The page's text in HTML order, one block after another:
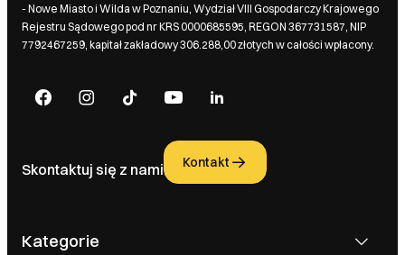
- Nowe Miasto i Wilda w Poznaniu, Wydział VIII Gospodarczy Krajowego
Rejestru Sądowego pod nr KRS 0000685595, REGON 367731587, NIP
7792467259, kapitał zakładowy 306.288,00 złotych w całości wpłacony.
Skontaktuj się z nami Kontakt
Kategorie